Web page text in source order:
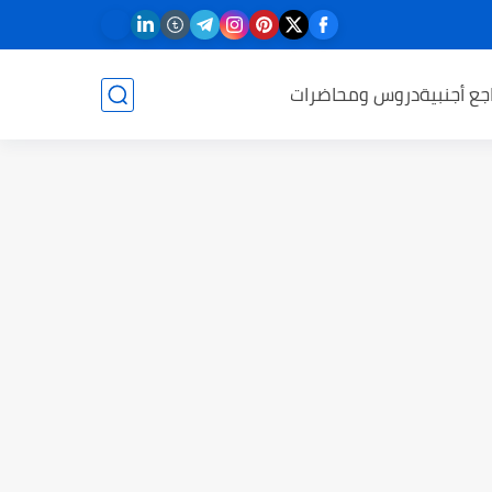
أجنبيةدروس ومحاضرات